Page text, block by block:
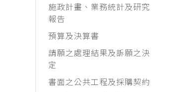
施政計畫、業務統計及研究
報告
預算及決算書
請願之處理結果及訴願之決
定
書面之公共工程及採購契約